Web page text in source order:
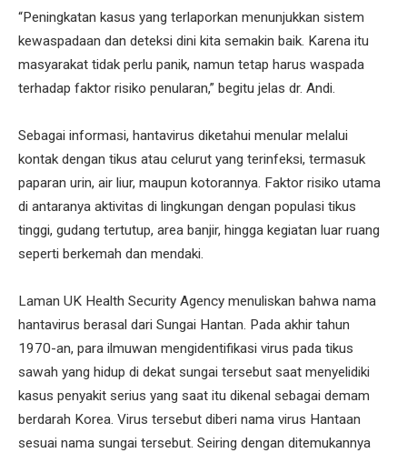
“Peningkatan kasus yang terlaporkan menunjukkan sistem
kewaspadaan dan deteksi dini kita semakin baik. Karena itu
masyarakat tidak perlu panik, namun tetap harus waspada
terhadap faktor risiko penularan,” begitu jelas dr. Andi.
Sebagai informasi, hantavirus diketahui menular melalui
kontak dengan tikus atau celurut yang terinfeksi, termasuk
paparan urin, air liur, maupun kotorannya. Faktor risiko utama
di antaranya aktivitas di lingkungan dengan populasi tikus
tinggi, gudang tertutup, area banjir, hingga kegiatan luar ruang
seperti berkemah dan mendaki.
Laman UK Health Security Agency menuliskan bahwa nama
hantavirus berasal dari Sungai Hantan. Pada akhir tahun
1970-an, para ilmuwan mengidentifikasi virus pada tikus
sawah yang hidup di dekat sungai tersebut saat menyelidiki
kasus penyakit serius yang saat itu dikenal sebagai demam
berdarah Korea. Virus tersebut diberi nama virus Hantaan
sesuai nama sungai tersebut. Seiring dengan ditemukannya